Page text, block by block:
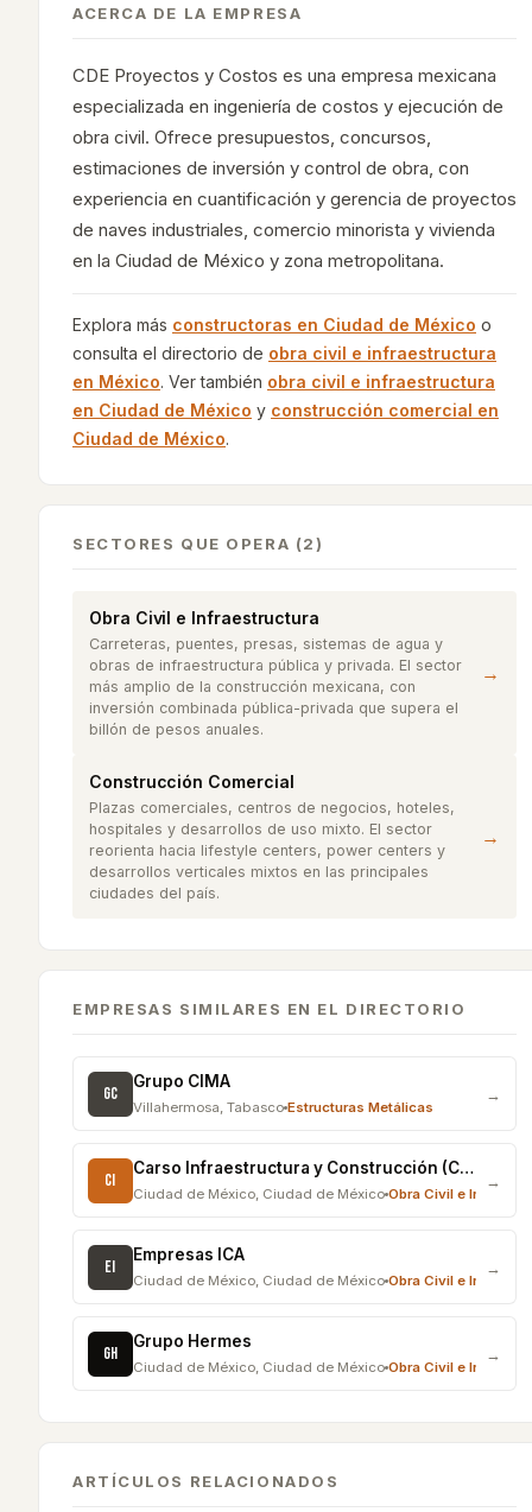
ACERCA DE LA EMPRESA
CDE Proyectos y Costos es una empresa mexicana
especializada en ingeniería de costos y ejecución de
obra civil. Ofrece presupuestos, concursos,
estimaciones de inversión y control de obra, con
experiencia en cuantificación y gerencia de proyectos
de naves industriales, comercio minorista y vivienda
en la Ciudad de México y zona metropolitana.
Explora más constructoras en Ciudad de México o
consulta el directorio de obra civil e infraestructura
en México. Ver también obra civil e infraestructura
en Ciudad de México y construcción comercial en
Ciudad de México.
SECTORES QUE OPERA (2)
Obra Civil e Infraestructura
Carreteras, puentes, presas, sistemas de agua y
obras de infraestructura pública y privada. El sector
más amplio de la construcción mexicana, con
inversión combinada pública-privada que supera el
billón de pesos anuales.
→
Construcción Comercial
Plazas comerciales, centros de negocios, hoteles,
hospitales y desarrollos de uso mixto. El sector
reorienta hacia lifestyle centers, power centers y
desarrollos verticales mixtos en las principales
ciudades del país.
→
EMPRESAS SIMILARES EN EL DIRECTORIO
GC
Grupo CIMA
Villahermosa, Tabasco Estructuras Metálicas
→
CI
Carso Infraestructura y Construcción (CICSA)
Ciudad de México, Ciudad de México Obra Civil e
→
EI
Empresas ICA
Ciudad de México, Ciudad de México Obra Civil e
→
GH
Grupo Hermes
Ciudad de México, Ciudad de México Obra Civil e
→
ARTÍCULOS RELACIONADOS